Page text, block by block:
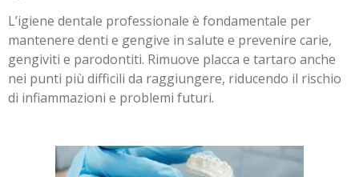
L’igiene dentale professionale è fondamentale per
mantenere denti e gengive in salute e prevenire carie,
gengiviti e parodontiti. Rimuove placca e tartaro anche
nei punti più difficili da raggiungere, riducendo il rischio
di infiammazioni e problemi futuri.